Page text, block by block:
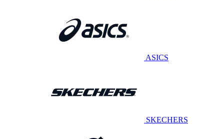
ASICS
SKECHERS